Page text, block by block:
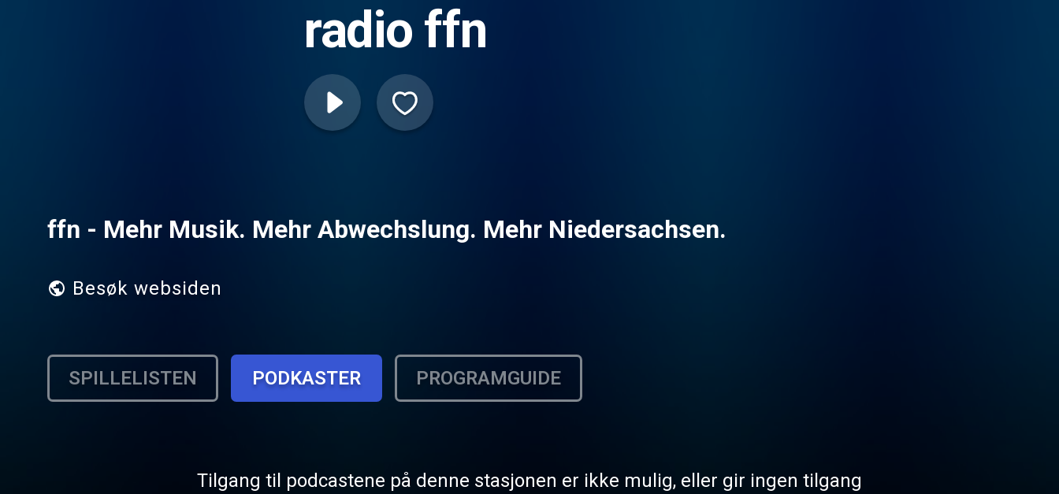
radio ffn
ffn - Mehr Musik. Mehr Abwechslung. Mehr Niedersachsen.
Besøk websiden
SPILLELISTEN PODKASTER PROGRAMGUIDE
Tilgang til podcastene på denne stasjonen er ikke mulig, eller gir ingen tilgang